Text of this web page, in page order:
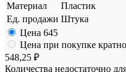
Материал
Пластик
Ед. продажи Штука
Цена 645
Цена при покупке
548,25 ₽
Количества недостаточно